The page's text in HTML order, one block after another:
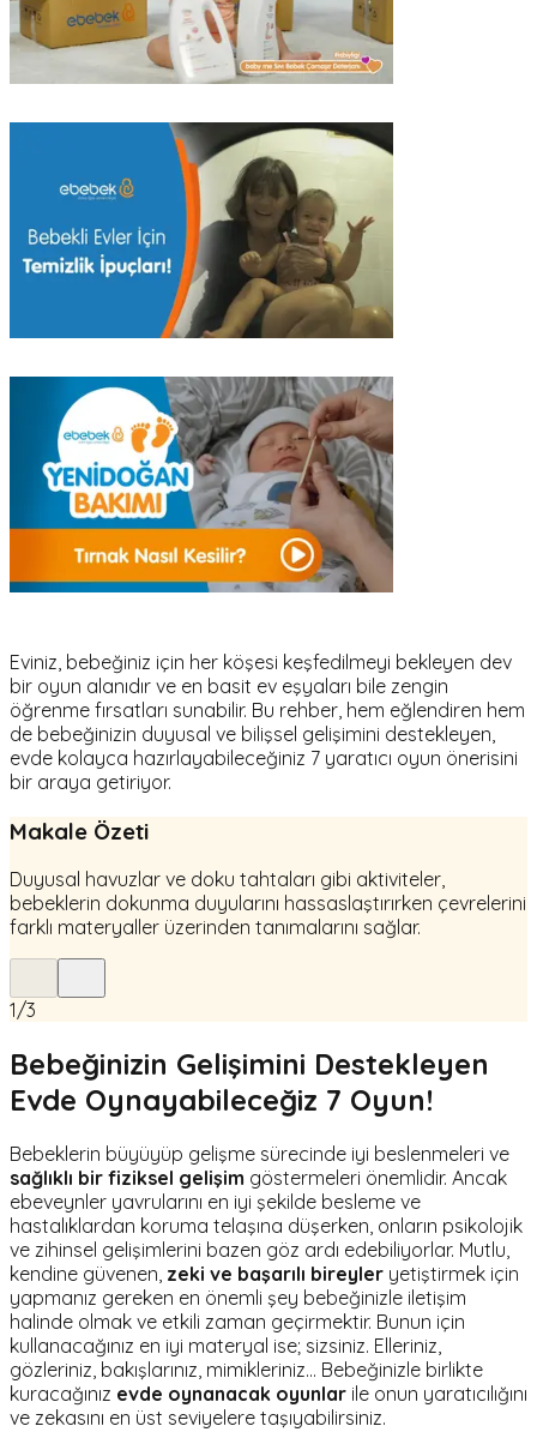
Eviniz, bebeğiniz için her köşesi keşfedilmeyi bekleyen dev
bir oyun alanıdır ve en basit ev eşyaları bile zengin
öğrenme fırsatları sunabilir. Bu rehber, hem eğlendiren hem
de bebeğinizin duyusal ve bilişsel gelişimini destekleyen,
evde kolayca hazırlayabileceğiniz 7 yaratıcı oyun önerisini
bir araya getiriyor.
Makale Özeti
Duyusal havuzlar ve doku tahtaları gibi aktiviteler,
bebeklerin dokunma duyularını hassaslaştırırken çevrelerini
farklı materyaller üzerinden tanımalarını sağlar.
1/3
Bebeğinizin Gelişimini Destekleyen
Evde Oynayabileceğiz 7 Oyun!
Bebeklerin büyüyüp gelişme sürecinde iyi beslenmeleri ve
sağlıklı bir fiziksel gelişim göstermeleri önemlidir. Ancak
ebeveynler yavrularını en iyi şekilde besleme ve
hastalıklardan koruma telaşına düşerken, onların psikolojik
ve zihinsel gelişimlerini bazen göz ardı edebiliyorlar. Mutlu,
kendine güvenen, zeki ve başarılı bireyler yetiştirmek için
yapmanız gereken en önemli şey bebeğinizle iletişim
halinde olmak ve etkili zaman geçirmektir. Bunun için
kullanacağınız en iyi materyal ise; sizsiniz. Elleriniz,
gözleriniz, bakışlarınız, mimikleriniz… Bebeğinizle birlikte
kuracağınız evde oynanacak oyunlar ile onun yaratıcılığını
ve zekasını en üst seviyelere taşıyabilirsiniz.